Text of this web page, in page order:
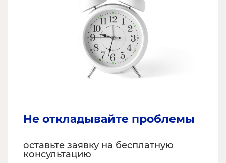
Не откладывайте проблемы
оставьте заявку на бесплатную
консультацию